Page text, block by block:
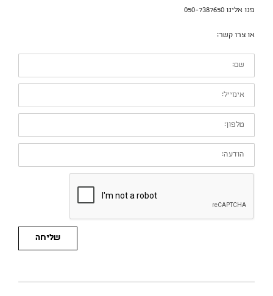
פנו אלינו 050-7387650
או צרו קשר:
שם:
אימייל:
טלפון:
הודעה:
שליחה